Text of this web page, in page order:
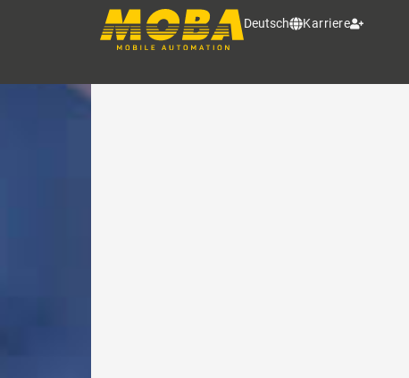
Deutsch Karriere
MOBA CLOUD
Direkter Zugriff auf die